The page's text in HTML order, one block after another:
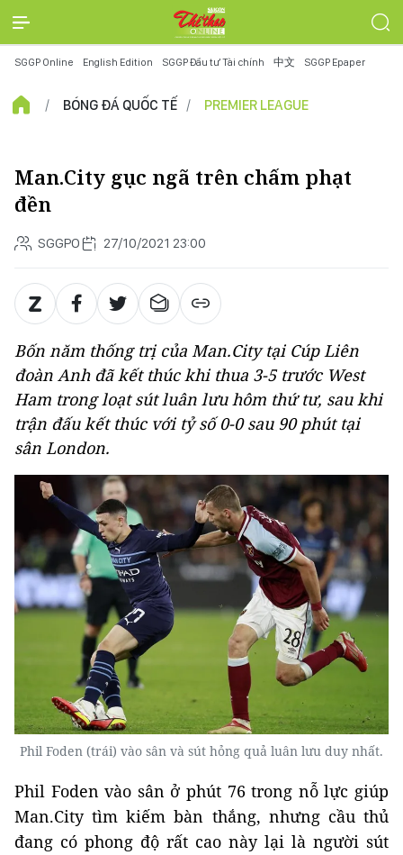
SGGP Online English Edition SGGP Đầu tư Tài chính 中文 SGGP Epaper
BÓNG ĐÁ QUỐC TẾ PREMIER LEAGUE
Man.City gục ngã trên chấm phạt
đền
SGGPO 27/10/2021 23:00
Bốn năm thống trị của Man.City tại Cúp Liên
đoàn Anh đã kết thúc khi thua 3-5 trước West
Ham trong loạt sút luân lưu hôm thứ tư, sau khi
trận đấu kết thúc với tỷ số 0-0 sau 90 phút tại
sân London.
Phil Foden (trái) vào sân và sút hỏng quả luân lưu duy nhất.
Phil Foden vào sân ở phút 76 trong nỗ lực giúp
Man.City tìm kiếm bàn thắng, nhưng cầu thủ
đang có phong độ rất cao này lại là người sút